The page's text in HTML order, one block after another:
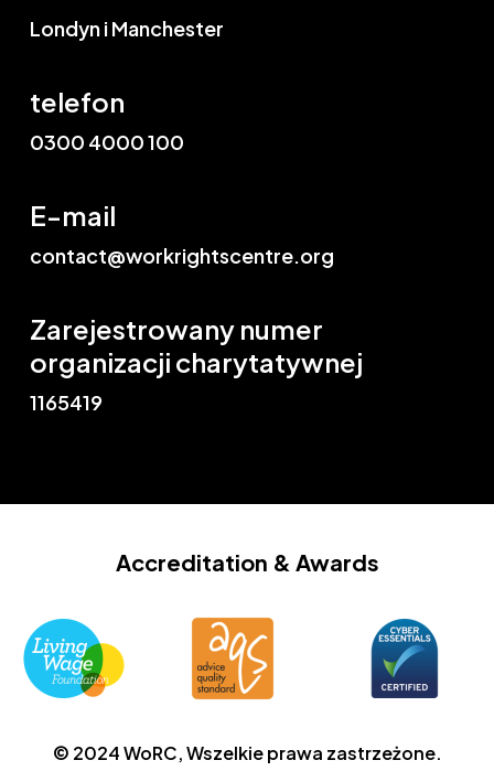
Londyn i Manchester
telefon
0300 4000 100
E-mail
contact@workrightscentre.org
Zarejestrowany numer
organizacji charytatywnej
1165419
Accreditation & Awards
© 2024 WoRC, Wszelkie prawa zastrzeżone.